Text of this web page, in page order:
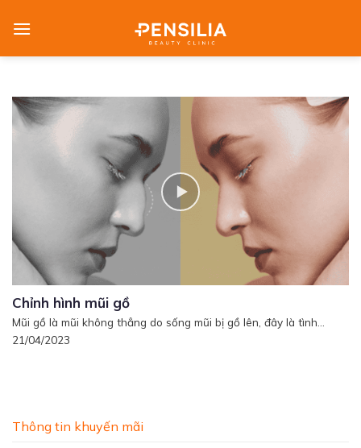
Thông tin khuyến mãi
Chỉnh hình mũi gồ
Mũi gồ là mũi không thẳng do sống mũi bị gồ lên, đây là tình...
21/04/2023